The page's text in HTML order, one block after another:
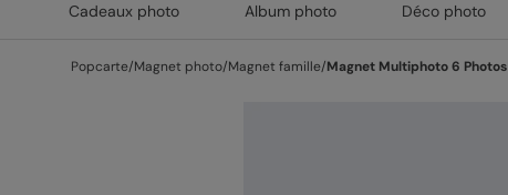
Cadeaux photo Album photo Déco photo
Popcarte/Magnet photo/Magnet famille/Magnet Multiphoto 6 Photos